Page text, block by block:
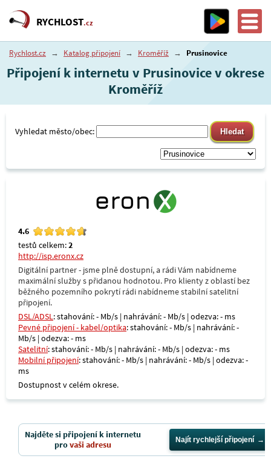
RYCHLOST.cz
Rychlost.cz → Katalog připojení → Kroměříž → Prusinovice
Připojení k internetu v Prusinovice v okrese
Kroměříž
Vyhledat město/obec:
4.6
testů celkem:2
http://isp.eronx.cz
Digitální partner - jsme plně dostupní, a rádi Vám nabídneme
maximální služby s přidanou hodnotou. Pro klienty z oblastí bez
běžného pozemního pokrytí rádi nabídneme stabilní satelitní
připojení.
DSL/ADSL: stahování: - Mb/s | nahrávání: - Mb/s | odezva: - ms
Pevné připojení - kabel/optika: stahování: - Mb/s | nahrávání: -
Mb/s | odezva: - ms
Satelitní: stahování: - Mb/s | nahrávání: - Mb/s | odezva: - ms
Mobilní připojení: stahování: - Mb/s | nahrávání: - Mb/s | odezva: -
ms
Dostupnost v celém okrese.
Najděte si připojení k internetu
provaši adresu Najít rychlejší připojení